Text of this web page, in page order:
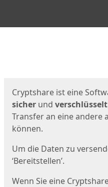
Cryptshare ist eine
sicher und verschlüsselt
Transfer an eine andere
können.
Um die Daten zu
‘Bereitstellen’.
Wenn Sie eine